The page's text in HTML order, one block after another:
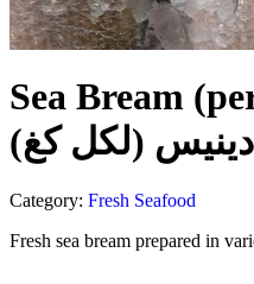
Sea Bream
(لكل كغ)
Category: Fresh Seafood
Fresh sea bream prepared in